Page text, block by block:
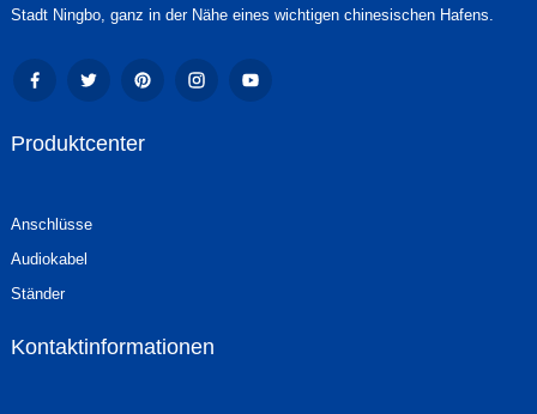
Stadt Ningbo, ganz in der Nähe eines wichtigen chinesischen Hafens.
Produktcenter
Anschlüsse
Audiokabel
Ständer
Kontaktinformationen